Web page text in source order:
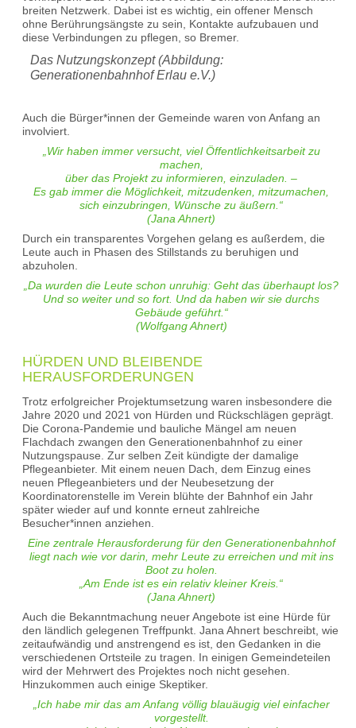
breiten Netzwerk. Dabei ist es wichtig, ein offener Mensch
ohne Berührungsängste zu sein, Kontakte aufzubauen und
diese Verbindungen zu pflegen, so Bremer.
Das Nutzungskonzept (Abbildung:
Generationenbahnhof Erlau e.V.)
Auch die Bürger*innen der Gemeinde waren von Anfang an
involviert.
„Wir haben immer versucht, viel Öffentlichkeitsarbeit zu
machen,
über das Projekt zu informieren, einzuladen. –
Es gab immer die Möglichkeit, mitzudenken, mitzumachen,
sich einzubringen, Wünsche zu äußern.“
(Jana Ahnert)
Durch ein transparentes Vorgehen gelang es außerdem, die
Leute auch in Phasen des Stillstands zu beruhigen und
abzuholen.
„Da wurden die Leute schon unruhig: Geht das überhaupt los?
Und so weiter und so fort. Und da haben wir sie durchs
Gebäude geführt.“
(Wolfgang Ahnert)
HÜRDEN UND BLEIBENDE
HERAUSFORDERUNGEN
Trotz erfolgreicher Projektumsetzung waren insbesondere die
Jahre 2020 und 2021 von Hürden und Rückschlägen geprägt.
Die Corona-Pandemie und bauliche Mängel am neuen
Flachdach zwangen den Generationenbahnhof zu einer
Nutzungspause. Zur selben Zeit kündigte der damalige
Pflegeanbieter. Mit einem neuen Dach, dem Einzug eines
neuen Pflegeanbieters und der Neubesetzung der
Koordinatorenstelle im Verein blühte der Bahnhof ein Jahr
später wieder auf und konnte erneut zahlreiche
Besucher*innen anziehen.
Eine zentrale Herausforderung für den Generationenbahnhof
liegt nach wie vor darin, mehr Leute zu erreichen und mit ins
Boot zu holen.
„Am Ende ist es ein relativ kleiner Kreis.“
(Jana Ahnert)
Auch die Bekanntmachung neuer Angebote ist eine Hürde für
den ländlich gelegenen Treffpunkt. Jana Ahnert beschreibt, wie
zeitaufwändig und anstrengend es ist, den Gedanken in die
verschiedenen Ortsteile zu tragen. In einigen Gemeindeteilen
wird der Mehrwert des Projektes noch nicht gesehen.
Hinzukommen auch einige Skeptiker.
„Ich habe mir das am Anfang völlig blauäugig viel einfacher
vorgestellt.